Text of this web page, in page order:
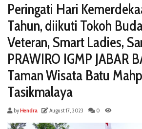
Peringati Hari
Tahun, diikuti Tokoh
Veteran, Smart Ladies,
PRAWIRO IGMP JABAR
Taman Wisata Batu
Tasikmalaya
byHendra August 17, 2023 0